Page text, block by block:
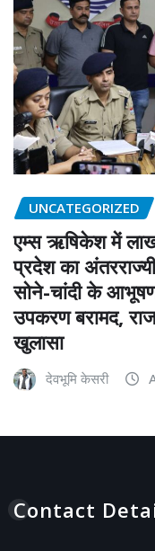
UNCATEGORIZED
एम्स ऋषिकेश में
प्रदेश का
सोने-चांदी के
उपकरण बरामद,
खुलासा
देवभूमि केसरी
Contact